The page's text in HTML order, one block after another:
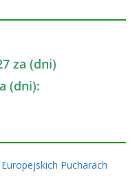
za (dni)
(dni):
Pucharach